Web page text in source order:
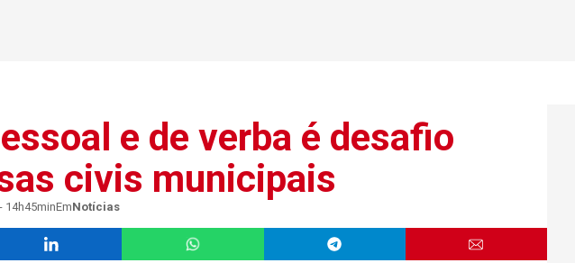
e de verba é desafio
civis municipais
14h45minEmNotícias